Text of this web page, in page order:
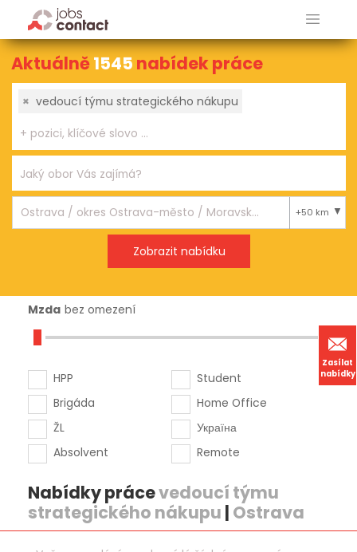
Zasílat
nabídky
Aktuálně1545 nabídek práce
× vedoucí týmu strategického nákupu
+50 km
Mzda bez omezení
HPP
Brigáda
ŽL
Absolvent
Student
Home Office
Україна
Remote
Nabídky prácevedoucí týmu
strategického nákupu | Ostrava